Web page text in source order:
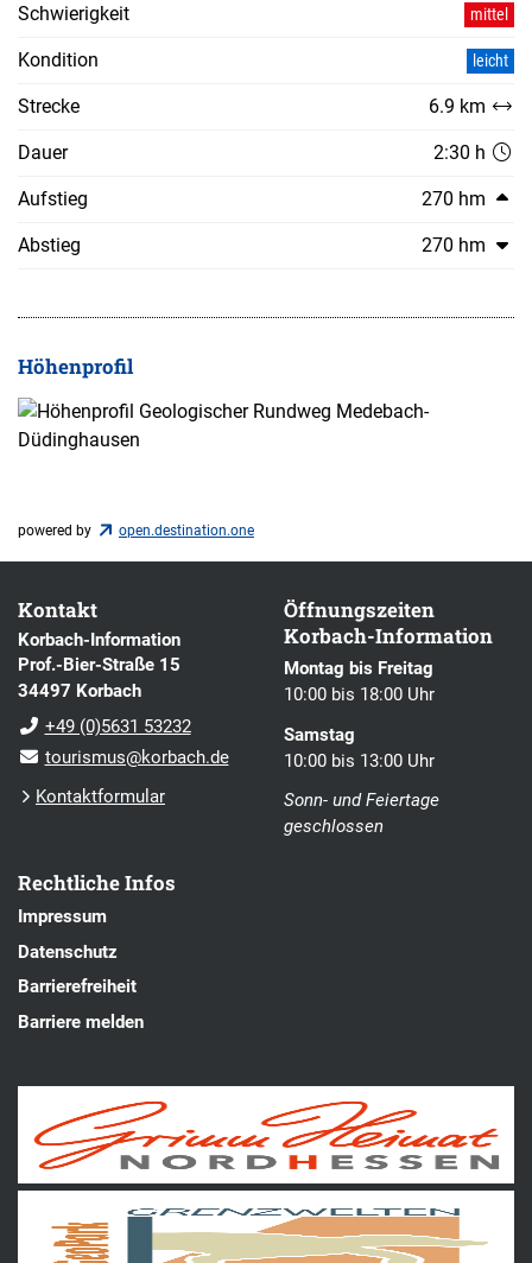
Schwierigkeit mittel
Kondition leicht
Strecke 6.9 km
Dauer 2:30 h
Aufstieg 270 hm
Abstieg 270 hm
Höhenprofil
powered by open.destination.one
Kontakt
Korbach-Information
Prof.-Bier-Straße 15
34497 Korbach
+49 (0)5631 53232
tourismus@korbach.de
Kontaktformular
Öffnungszeiten
Korbach-Information
Montag bis Freitag
10:00 bis 18:00 Uhr
Samstag
10:00 bis 13:00 Uhr
Sonn- und Feiertage
geschlossen
Rechtliche Infos
Impressum
Datenschutz
Barrierefreiheit
Barriere melden